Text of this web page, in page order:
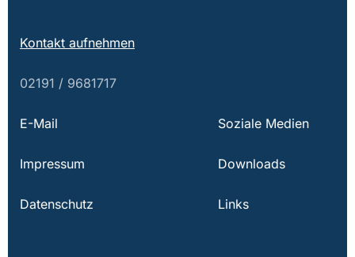
Kontakt aufnehmen
02191 / 9681717
E-Mail
Impressum
Datenschutz
Soziale Medien
Downloads
Links